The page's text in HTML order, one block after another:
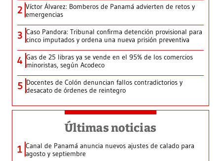
2 Víctor Álvarez: Bomberos de Panamá advierten de retos y
emergencias
3 Caso Pandora: Tribunal confirma detención provisional para
cinco imputados y ordena una nueva prisión preventiva
4 Gas de 25 libras ya se vende en el 95% de los comercios
minoristas, según Acodeco
5 Docentes de Colón denuncian fallos contradictorios y
desacato de órdenes de reintegro
Últimas noticias
1 Canal de Panamá anuncia nuevos ajustes de calado para
agosto y septiembre